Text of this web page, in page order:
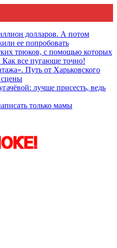
долларов. А потом
ее попробовать
трюков, с помощью которых
все пугающе точно!
Путь от Харьковского
лучше присесть, ведь
только мамы